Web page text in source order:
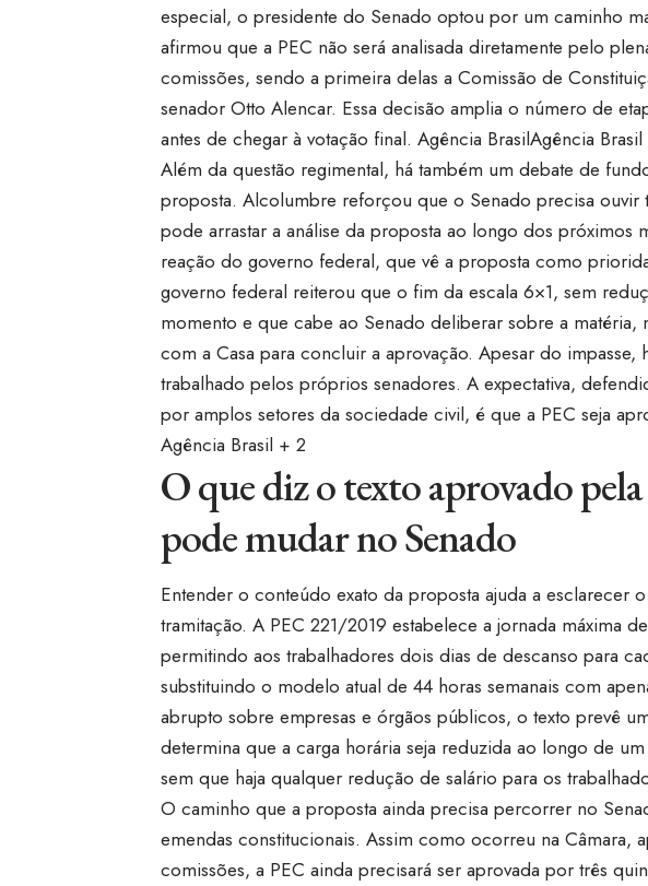
especial, o presidente do Senado optou por um caminho
afirmou que a PEC não será analisada diretamente pelo
comissões, sendo a primeira delas a Comissão de
senador Otto Alencar. Essa decisão amplia o número de
antes de chegar à votação final. Agência BrasilAgência Brasil
Além da questão regimental, há também um debate de
proposta. Alcolumbre reforçou que o Senado precisa ouvir
pode arrastar a análise da proposta ao longo dos próximos
reação do governo federal, que vê a proposta como
governo federal reiterou que o fim da escala 6×1, sem
momento e que cabe ao Senado deliberar sobre a matéria,
com a Casa para concluir a aprovação. Apesar do
trabalhado pelos próprios senadores. A expectativa,
por amplos setores da sociedade civil, é que a PEC seja
Agência Brasil + 2
O que diz o texto aprovado
pode mudar no Senado
Entender o conteúdo exato da proposta ajuda a esclarecer
tramitação. A PEC 221/2019 estabelece a jornada máxima
permitindo aos trabalhadores dois dias de descanso para
substituindo o modelo atual de 44 horas semanais com
abrupto sobre empresas e órgãos públicos, o texto prevê
determina que a carga horária seja reduzida ao longo de
sem que haja qualquer redução de salário para os
O caminho que a proposta ainda precisa percorrer no
emendas constitucionais. Assim como ocorreu na Câmara,
comissões, a PEC ainda precisará ser aprovada por três